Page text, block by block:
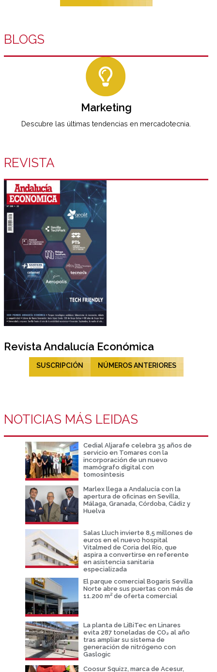
BLOGS
Marketing
Descubre las últimas tendencias en mercadotecnia.
REVISTA
Revista Andalucía Económica
SUSCRIPCIÓN NÚMEROS ANTERIORES
NOTICIAS MÁS LEIDAS
Cedial Aljarafe celebra 35 años de
servicio en Tomares con la
incorporación de un nuevo
mamógrafo digital con
tomosíntesis
Marlex llega a Andalucía con la
apertura de oficinas en Sevilla,
Málaga, Granada, Córdoba, Cádiz y
Huelva
Salas Lluch invierte 8,5 millones de
euros en el nuevo hospital
Vitalmed de Coria del Río, que
aspira a convertirse en referente
en asistencia sanitaria
especializada
El parque comercial Bogaris Sevilla
Norte abre sus puertas con más de
11.200 m² de oferta comercial
La planta de LiBiTec en Linares
evita 287 toneladas de CO₂ al año
tras ampliar su sistema de
generación de nitrógeno con
Gaslogic
Coosur Squizz, marca de Acesur,